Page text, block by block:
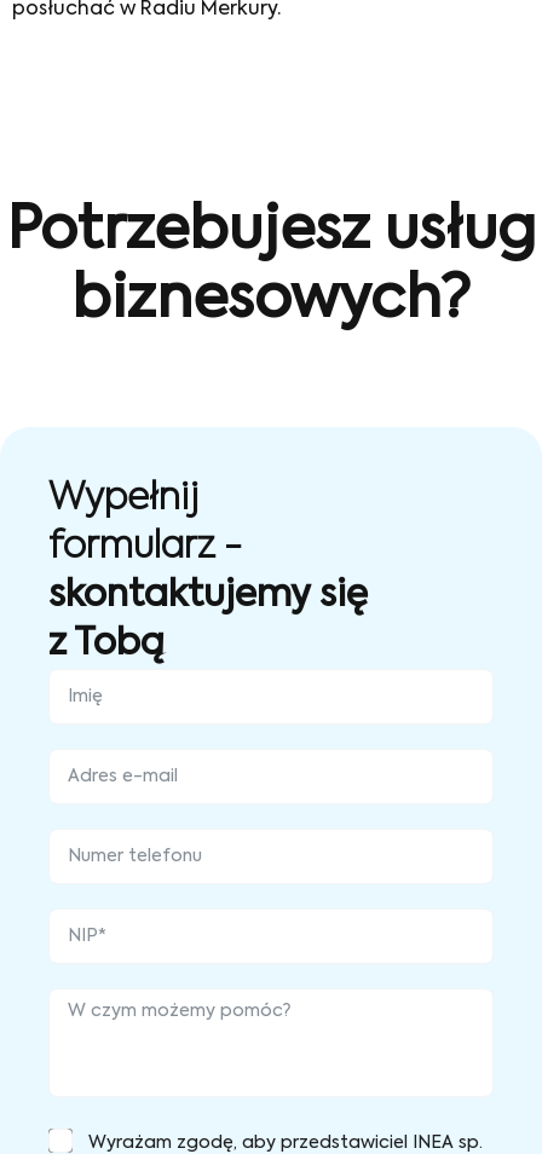
posłuchać w Radiu Merkury.
Potrzebujesz usług
biznesowych?
Wypełnij
formularz -
skontaktujemy się
z Tobą
Wyrażam zgodę, aby przedstawiciel INEA sp.